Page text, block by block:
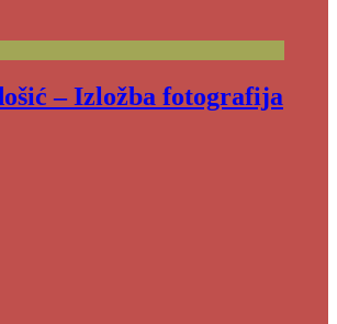
– Izložba fotografija